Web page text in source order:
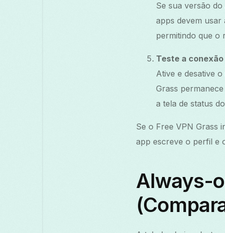
Se sua versão
apps devem usar
permitindo que o
Teste a conexão
Ative e desative
Grass
a tela de status
Se o Free VPN Grass
app escreve o perfil e
Always-